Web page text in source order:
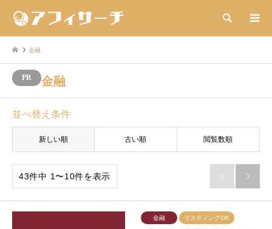
検索
金融
金融
並べ替え条件
新しい順 古い順 閲覧数順
43件中 1〜10件を表示  
金融 リスティングOK